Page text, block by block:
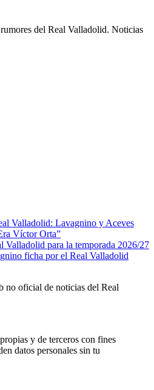
del Real Valladolid. Noticias
Valladolid: Lavagnino y Aceves
Víctor Orta”
Valladolid para la temporada 2026/27
ficha por el Real Valladolid
no oficial de noticias del Real
y de terceros con fines
datos personales sin tu